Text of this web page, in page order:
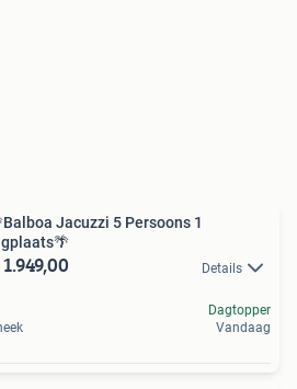
Jacuzzi 5 Persoons 1
Details
Dagtopper
Vandaag